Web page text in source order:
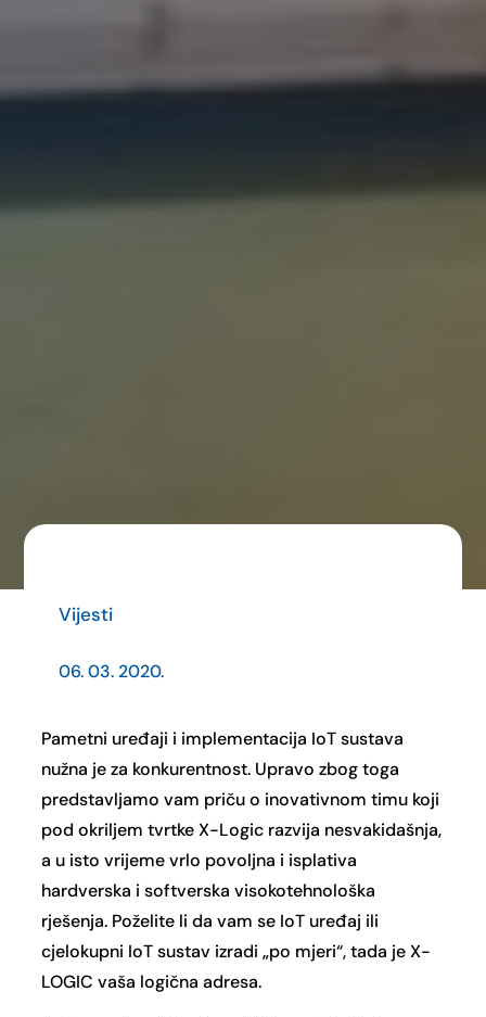
Vijesti
06. 03. 2020.
Pametni uređaji i implementacija IoT sustava
nužna je za konkurentnost. Upravo zbog toga
predstavljamo vam priču o inovativnom timu koji
pod okriljem tvrtke X-Logic razvija nesvakidašnja,
a u isto vrijeme vrlo povoljna i isplativa
hardverska i softverska visokotehnološka
rješenja. Poželite li da vam se IoT uređaj ili
cjelokupni IoT sustav izradi „po mjeri“, tada je X-
LOGIC vaša logična adresa.